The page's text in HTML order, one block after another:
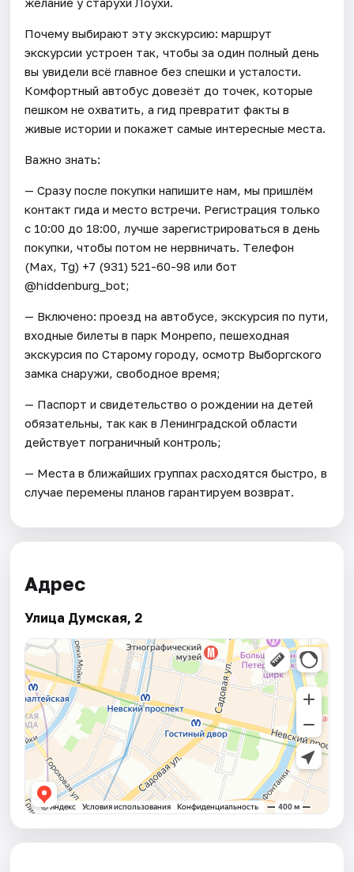
Почему выбирают эту экскурсию: маршрут
экскурсии устроен так, чтобы за один полный день
вы увидели всё главное без спешки и усталости.
Комфортный автобус довезёт до точек, которые
пешком не охватить, а гид превратит факты в
живые истории и покажет самые интересные места.
Важно знать:
— Сразу после покупки напишите нам, мы пришлём
контакт гида и место встречи. Регистрация только
с 10:00 до 18:00, лучше зарегистрироваться в день
покупки, чтобы потом не нервничать. Tелефон
(Мax, Tg) +7 (931) 521-60-98 или бот
@hiddenburg_bot;
— Включено: проезд на автобусе, экскурсия по пути,
входные билеты в парк Монрепо, пешеходная
экскурсия по Старому городу, осмотр Выборгского
замка снаружи, свободное время;
— Паспорт и свидетельство о рождении на детей
обязательны, так как в Ленинградской области
действует пограничный контроль;
— Места в ближайших группах расходятся быстро, в
случае перемены планов гарантируем возврат.
Адрес
Улица Думская, 2